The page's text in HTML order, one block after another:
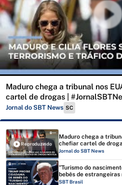
Maduro chega a tribunal nos
cartel de drogas |
Jornal do SBT News SC
Reproduzindo
Maduro chega a
chefiar cartel de
Jornal do SBT News
"Turismo do
bebês de estrangeiras
SBT Brasil